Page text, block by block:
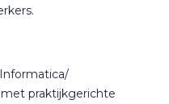
praktijkgerichte